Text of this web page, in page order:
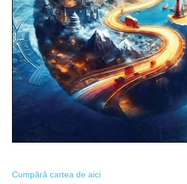
Cumpără cartea de aici